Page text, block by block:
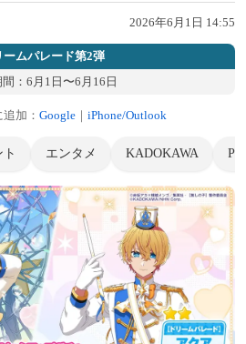
2026年6月1日 14:55
ームパレード第2弾
間：6月1日〜6月16日
加： Google｜ iPhone/Outlook
エンタメ KADOKAWA